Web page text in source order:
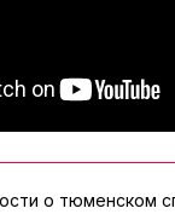
о тюменском